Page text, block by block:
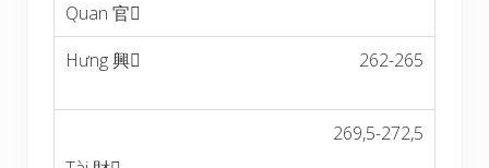
262-265
269,5-272,5